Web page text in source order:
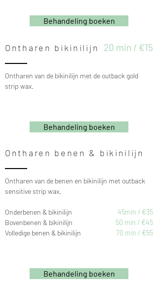
Behandeling boeken
Ontharen bikinilijn 20 min / €15
Ontharen van de bikinilijn met de outback gold
strip wax.
Behandeling boeken
Ontharen benen & bikinilijn
Ontharen van de benen en bikinilijn met outback
sensitive strip wax.
Onderbenen & bikinilijn
Bovenbenen & bikinilijn
Volledige benen & bikinilijn
Behandeling boeken
45min / €35
50 min / €45
70 min / €55